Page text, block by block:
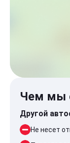
Чем мы
Другой
Не несет